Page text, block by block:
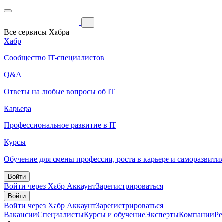
Все сервисы Хабра
Хабр
Сообщество IT-специалистов
Q&A
Ответы на любые вопросы об IT
Карьера
Профессиональное развитие в IT
Курсы
Обучение для смены профессии, роста в карьере и
Войти
Войти через Хабр АккаунтЗарегистрироваться
Войти
Войти через Хабр АккаунтЗарегистрироваться
ВакансииСпециалистыКурсы и обучениеЭкспертыКомпании